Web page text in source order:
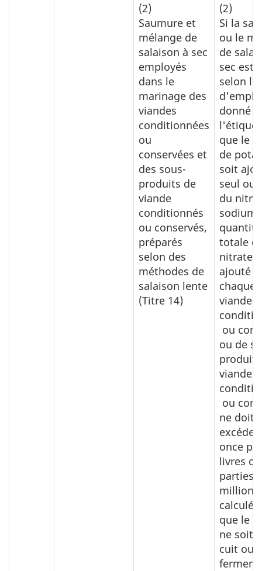
(2)
Saumure et
mélange de
salaison à sec
employés
dans le
marinage des
viandes
conditionnées
ou
conservées et
des sous-
produits de
viande
conditionnés
ou conservés,
préparés
selon des
méthodes de
salaison lente
(Titre 14)
(2)
Si la
ou le
de
sec est
selon le
donné
que le
de
soit
seul ou
du
sodium,
quantité
totale
nitrates
ajouté à
chaque
viande
ou
ou de
viande
ou
ne doit
excéder
once
livres
parties
million,
que le
ne soit
cuit ou